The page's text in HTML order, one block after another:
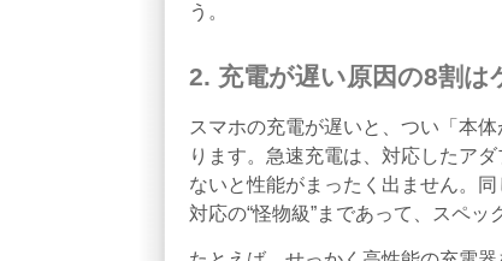
う。
2. 充電が遅い原因の8割は
スマホの充電が遅いと、つい「本
ります。急速充電は、対応したア
ないと性能がまったく出ません。
対応の“怪物級”まであって、スペッ